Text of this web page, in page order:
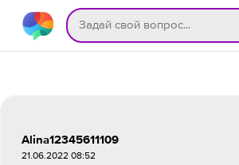
Alina12345611109
21.06.2022 08:52